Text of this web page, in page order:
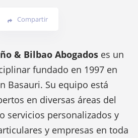
Compartir
& Bilbao Abogados es un
fundado en 1997 en
Basauri. Su equipo está
en diversas áreas del
servicios personalizados y
y empresas en toda